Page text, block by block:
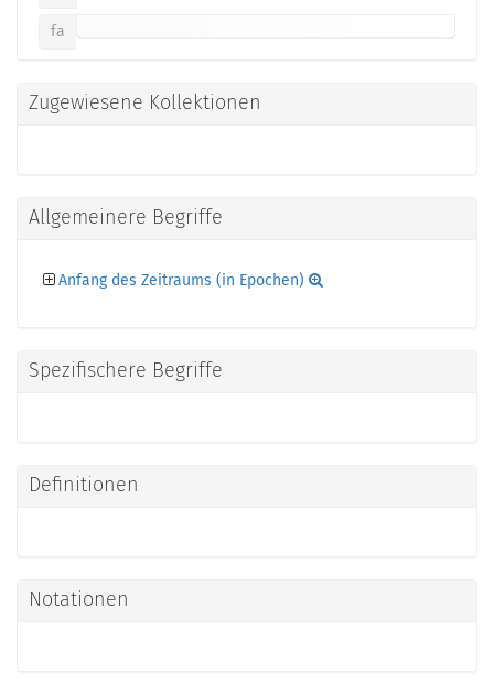
fa
Zugewiesene Kollektionen
Allgemeinere Begriffe
Anfang des Zeitraums (in Epochen)
Spezifischere Begriffe
Definitionen
Notationen